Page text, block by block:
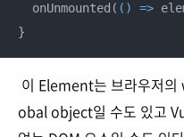
  onUnmounted(
() =>
}
이 Element는 브라우저
obal object일 수도 있고